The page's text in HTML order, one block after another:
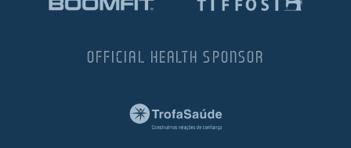
OFFICIAL HEALTH SPONSOR